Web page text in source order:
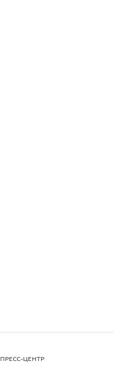
ПРЕСС-ЦЕНТР